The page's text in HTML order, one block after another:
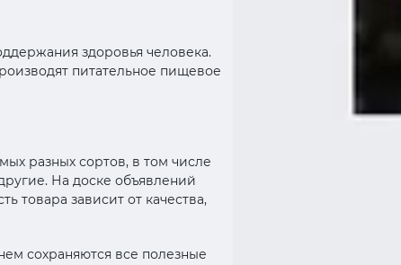
здоровья человека.
питательное пищевое
разных сортов, в том числе
На доске объявлений
товара зависит от качества,
сохраняются все полезные